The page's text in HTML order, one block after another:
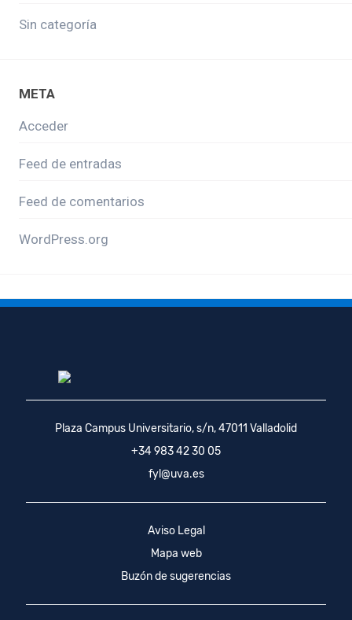
Sin categoría
META
Acceder
Feed de entradas
Feed de comentarios
WordPress.org
Plaza Campus Universitario, s/n, 47011 Valladolid
+34 983 42 30 05
fyl@uva.es
Aviso Legal
Mapa web
Buzón de sugerencias